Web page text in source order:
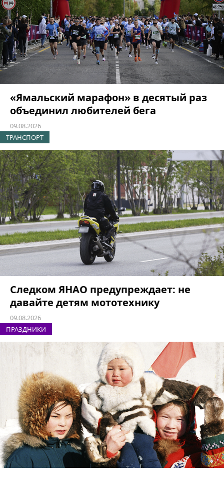
«Ямальский марафон» в десятый раз
объединил любителей бега
09.08.2026
ТРАНСПОРТ
Следком ЯНАО предупреждает: не
давайте детям мототехнику
09.08.2026
ПРАЗДНИКИ